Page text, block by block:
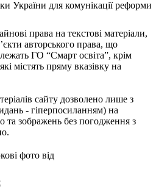
України для комунікації реформи
права на текстові матеріали,
авторського права, що
ГО “Смарт освіта”, крім
містять пряму вказівку на
сайту дозволено лише з
- гіперпосиланням) на
та зображень без погодження з
фото від